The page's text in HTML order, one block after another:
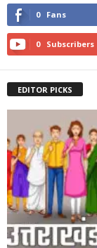
0 Fans
0 Subscribers
EDITOR PICKS